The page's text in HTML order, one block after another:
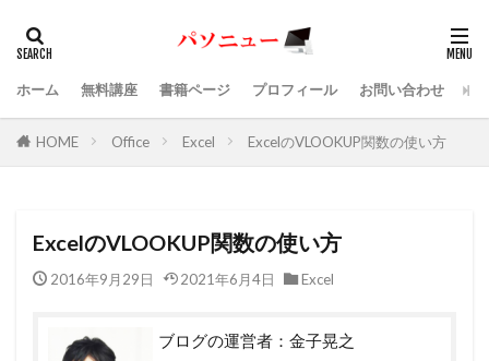
ホーム 無料講座 書籍ページ プロフィール お問い合わせ
HOME Office Excel ExcelのVLOOKUP関数の使い方
ExcelのVLOOKUP関数の使い方
2016年9月29日 2021年6月4日 Excel
ブログの運営者：金子晃之